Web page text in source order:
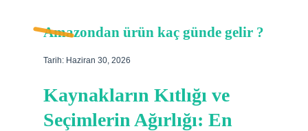
Hakkımızda
Amazondan ürün kaç günde gelir ?
Tarih: Haziran 30, 2026
Kaynakların Kıtlığı ve
Seçimlerin Ağırlığı: En